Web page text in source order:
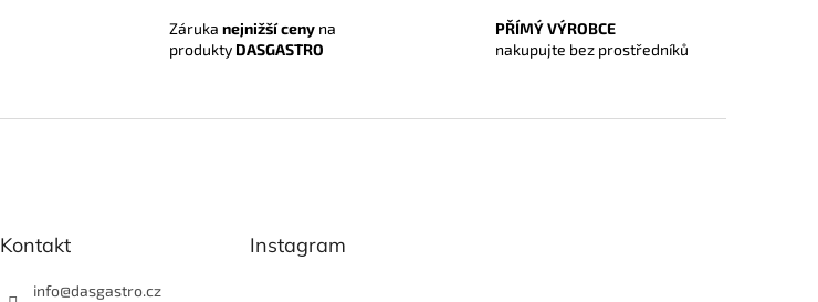
Záruka nejnižší ceny na
produkty DASGASTRO
PŘÍMÝ VÝROBCE
nakupujte bez prostředníků
Kontakt
info@dasgastro.cz
Instagram